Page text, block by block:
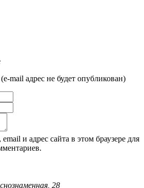
mail адрес не будет опубликован)
и адрес сайта в этом браузере для
28